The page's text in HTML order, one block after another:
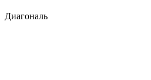
Диагональ